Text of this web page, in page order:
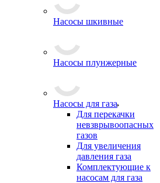
Насосы шкивные
Насосы плунжерные
Насосы для газа
Для перекачки
невзврывоопасных
газов
Для увеличения
давления газа
Комплектующие к
насосам для газа